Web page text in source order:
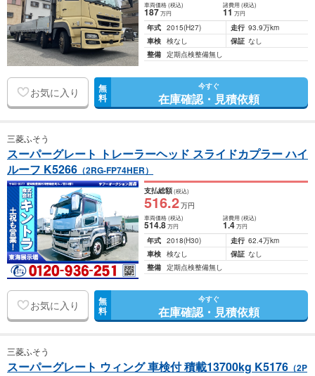
車両価格(税込)
187万円
諸費用 (税込)
11 万円
年式 2015(H27) 走行 93.9万km
車検 検なし 保証 なし
整備 定期点検整備無し
お気に入り 無
料
今すぐ
在庫確認・見積依頼
三菱ふそう
スーパーグレート トレーラーヘッド スライドカプラー ハイ
ルーフ K5266 （2RG-FP74HER）
支払総額(税込)
516.2万円
車両価格(税込)
514.8万円
諸費用 (税込)
1.4 万円
年式 2018(H30) 走行 62.4万km
車検 検なし 保証 なし
整備 定期点検整備無し
お気に入り 無
料
今すぐ
在庫確認・見積依頼
三菱ふそう
スーパーグレート ウィング 車検付 積載13700kg K5176 （2P